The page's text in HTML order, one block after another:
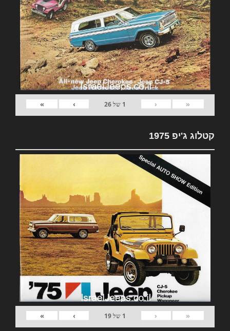
«
‹
1 של26
›
»
קטלוג ג'יפ 1975
«
‹
1 של19
›
»